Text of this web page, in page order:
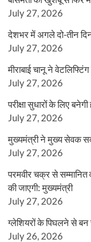
July 27, 2026
देशभर में अगले दो-तीन दिन
July 27, 2026
मीराबाई चानू ने
July 27, 2026
परीक्षा सुधारों के लिए बनेगी
July 27, 2026
मुख्यमंत्री ने मुख्य सेवक
July 27, 2026
परमवीर चक्र से
की जाएगी: मुख्यमंत्री
July 27, 2026
ग्लेशियरों के पिघलने से
July 26, 2026